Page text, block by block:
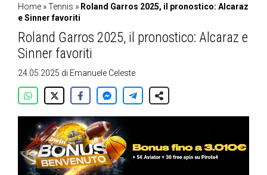
Home »Tennis » Roland Garros 2025, il pronostico: Alcaraz
e Sinner favoriti
Roland Garros 2025, il pronostico: Alcaraz e
Sinner favoriti
24.05.2025 di Emanuele Celeste